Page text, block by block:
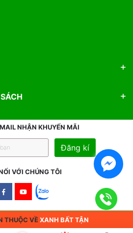
NHẬN KHUYẾN MÃI
Đăng kí
VỚI CHÚNG TÔI
Youtube
THUỘC VỀXANH BẤT TẬN